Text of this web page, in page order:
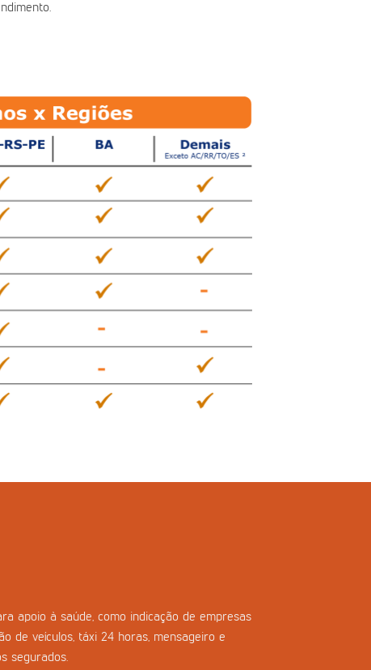
apoio à saúde, como indicação de empresas
de veículos, táxi 24 horas, mensageiro e
segurados.